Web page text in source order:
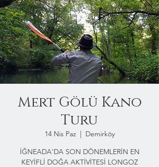
Mert Gölü Kano
Turu
14 Nis Paz
  |
Demirköy
İĞNEADA'DA SON DÖNEMLERİN EN
KEYİFLİ DOĞA AKTİVİTESİ LONGOZ